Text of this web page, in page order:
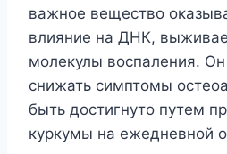
важное вещество
влияние на ДНК,
молекулы воспаления.
снижать симптомы
быть достигнуто путем
куркумы на ежедневной